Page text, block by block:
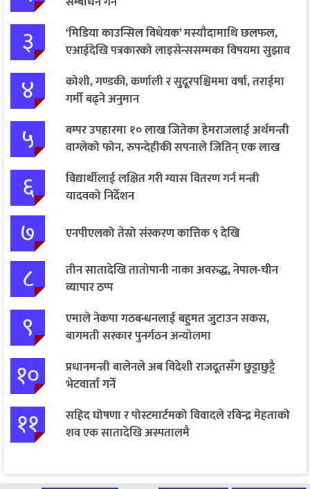
३
‘मिडिया काउन्सिल विधेयक’ मस्यौदामाथि छलफल,
एआईदेखि पत्रकारको लाइसेन्ससम्मका विषयमा सुझाव
४
कोशी, गण्डकी, कर्णाली र सुदूरपश्चिममा वर्षा, तराईमा
गर्मी बढ्ने अनुमान
५
बम्पर उपहारमा १० लाख जितेका हेमराजलाई अर्थमन्त्री
वाग्लेको फोन, रुपन्देहीकी सपनाले जितिन् एक लाख
६
विद्यार्थीलाई लक्षित गरी ग्यास वितरण गर्न मन्त्री
यादवको निर्देशन
७ एनपीएलको तेस्रो संस्करण कात्तिक ९ देखि
८
तीन सातादेखि तातोपानी नाका अवरुद्ध, नेपाल-चीन
व्यापार ठप्प
९
एमाले नेकपा गठबन्धनलाई बहुमत जुटाउन सकस,
बागमती सरकार पुनर्गठन अन्योलमा
१०
प्रधानमन्त्री बालेनले अब विदेशी राजदूतसँग छुट्टाछुट्टै
भेटवार्ता गर्ने
११
सहिद घोषणा र पोस्टमार्टमको विवादले रविन्द्र मेहताको
शव एक सातादेखि अस्पतालमै